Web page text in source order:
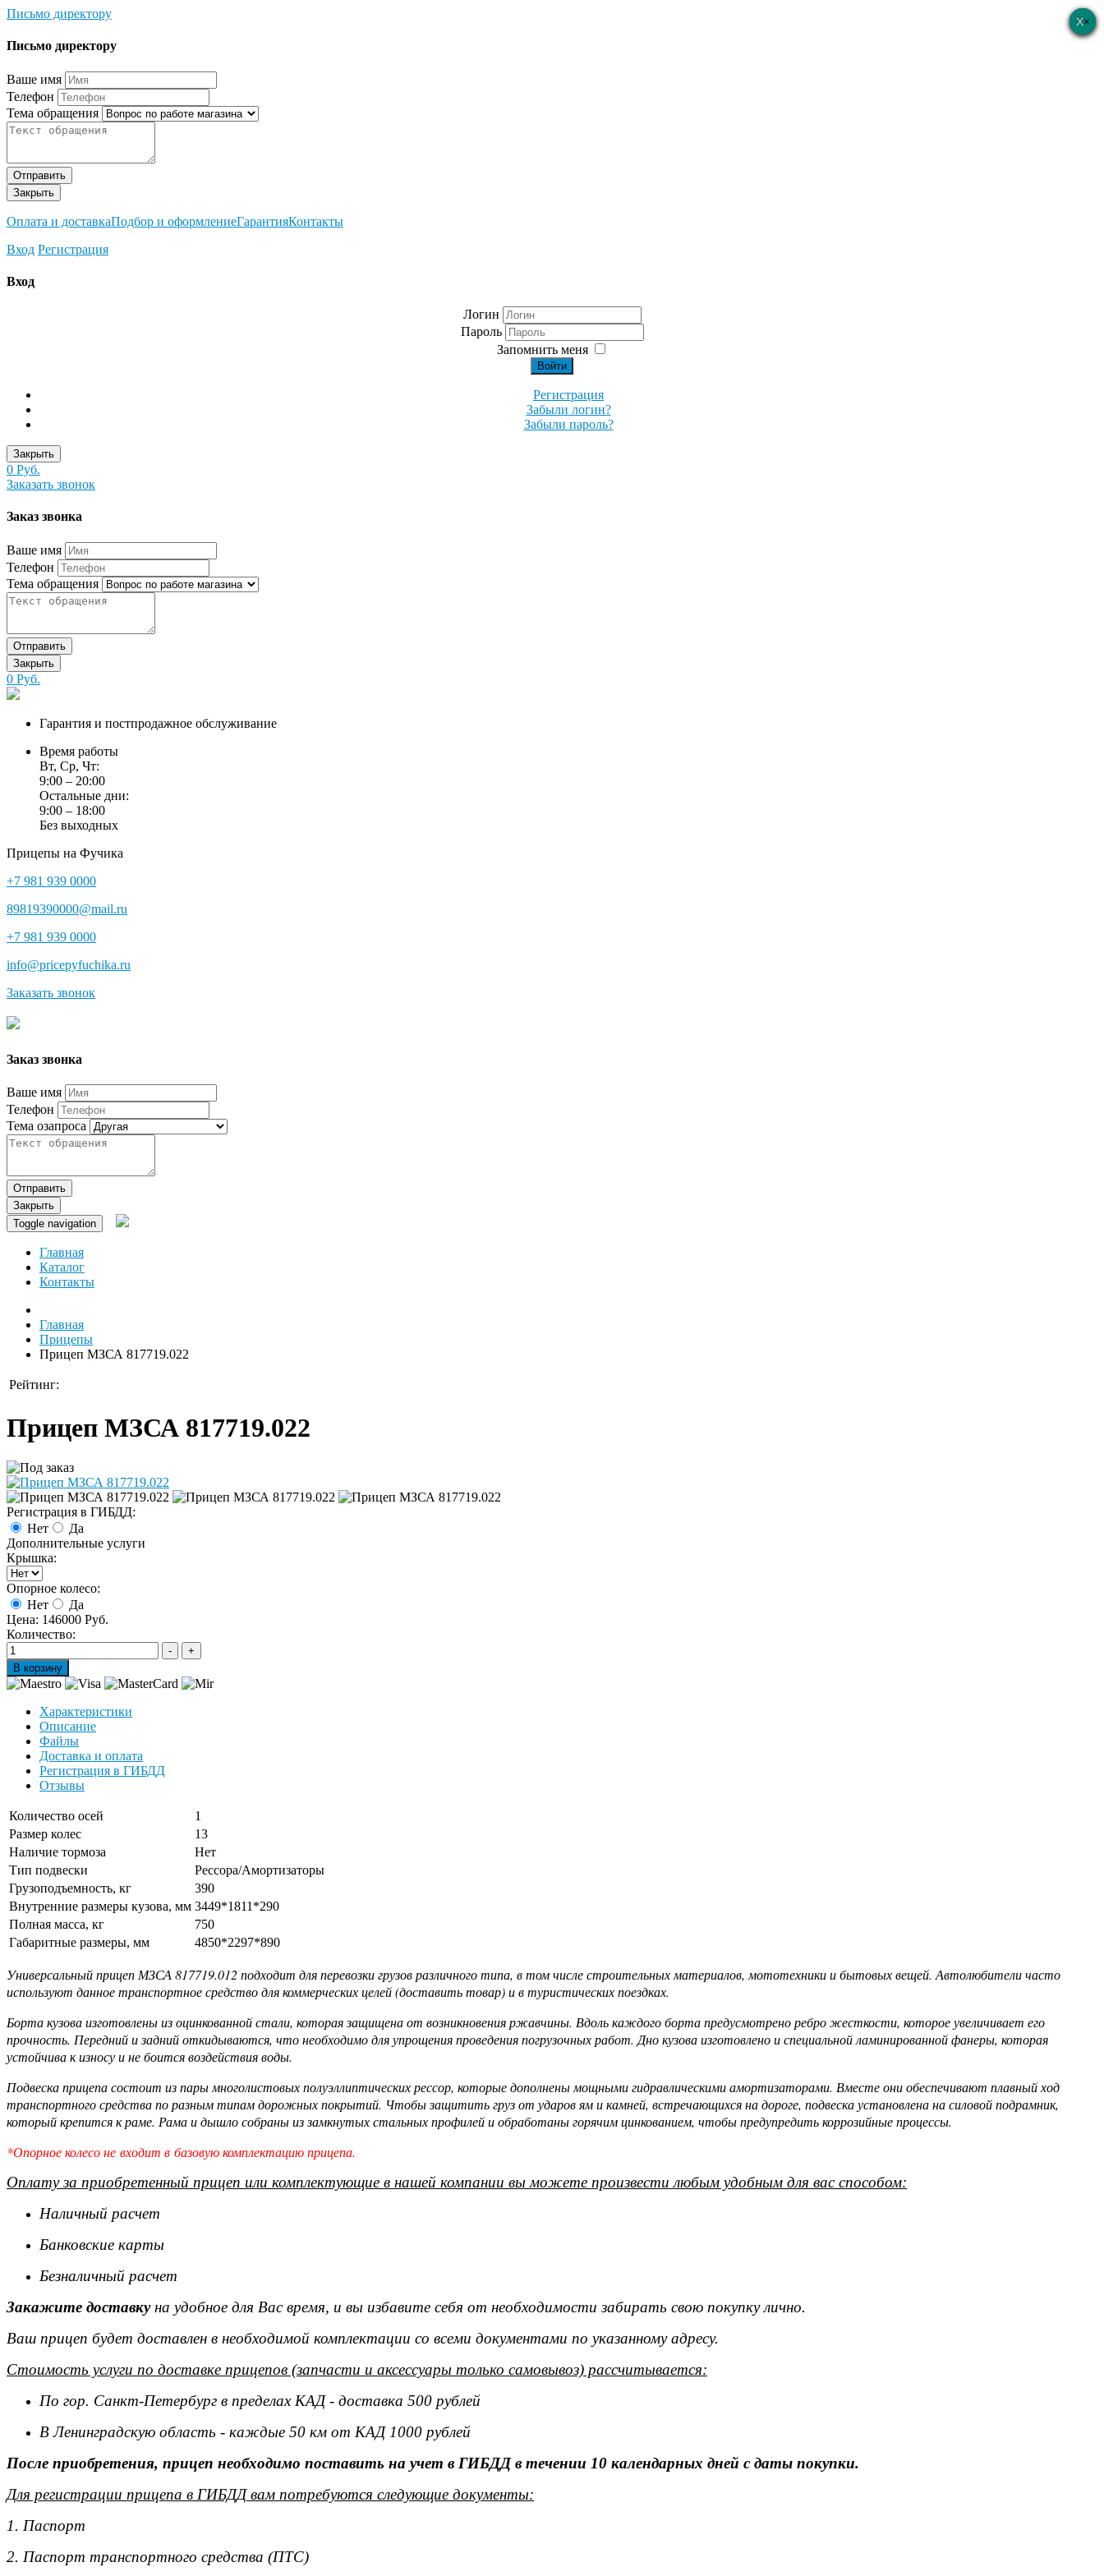
Письмо директору
×
Письмо директору
Ваше имя
Телефон
Тема обращения
Отправить
Закрыть
Оплата и доставкаПодбор и оформлениеГарантияКонтакты
Вход Регистрация
×
Вход
Логин
Пароль
Запомнить меня
Войти
Регистрация
Забыли логин?
Забыли пароль?
Закрыть
0 Руб.
Заказать звонок
×
Заказ звонка
Ваше имя
Телефон
Тема обращения
Отправить
Закрыть
0 Руб.
Гарантия и постпродажное обслуживание
Время работы
Вт, Ср, Чт:
9:00 – 20:00
Остальные дни:
9:00 – 18:00
Без выходных
Прицепы на Фучика
+7 981 939 0000
89819390000@mail.ru
+7 981 939 0000
info@pricepyfuchika.ru
Заказать звонок
×
Заказ звонка
Ваше имя
Телефон
Тема озапроса
Отправить
Закрыть
Toggle navigation
Главная
Каталог
Контакты
Главная
Прицепы
Прицеп МЗСА 817719.022
Рейтинг:
Прицеп МЗСА 817719.022
Регистрация в ГИБДД:
Нет
Да
Дополнительные услуги
Крышка:
Опорное колесо:
Нет
Да
Цена: 146000 Руб.
Количество:
Характеристики
Описание
Файлы
Доставка и оплата
Регистрация в ГИБДД
Отзывы
Количество осей
1
Размер колес
13
Наличие тормоза
Нет
Тип подвески
Рессора/Амортизаторы
Грузоподъемность, кг
390
Внутренние размеры кузова, мм 3449*1811*290
Полная масса, кг
750
Габаритные размеры, мм
4850*2297*890
Универсальный прицеп МЗСА 817719.012 подходит для перевозки грузов различного типа, в том числе строительных материалов, мототехники и бытовых вещей. Автолюбители часто
используют данное транспортное средство для коммерческих целей (доставить товар) и в туристических поездках.
Борта кузова изготовлены из оцинкованной стали, которая защищена от возникновения ржавчины. Вдоль каждого борта предусмотрено ребро жесткости, которое увеличивает его
прочность. Передний и задний откидываются, что необходимо для упрощения проведения погрузочных работ. Дно кузова изготовлено и специальной ламинированной фанеры, которая
устойчива к износу и не боится воздействия воды.
Подвеска прицепа состоит из пары многолистовых полуэллиптических рессор, которые дополнены мощными гидравлическими амортизаторами. Вместе они обеспечивают плавный ход
транспортного средства по разным типам дорожных покрытий. Чтобы защитить груз от ударов ям и камней, встречающихся на дороге, подвеска установлена на силовой подрамник,
который крепится к раме. Рама и дышло собраны из замкнутых стальных профилей и обработаны горячим цинкованием, чтобы предупредить коррозийные процессы.
*Опорное колесо не входит в базовую комплектацию прицепа.
Оплату за приобретенный прицеп или комплектующие в нашей компании вы можете произвести любым удобным для вас способом:
Наличный расчет
Банковские карты
Безналичный расчет
Закажите доставкуна удобное для Вас время, и вы избавите себя от необходимости забирать свою покупку лично.
Ваш прицеп будет доставлен в необходимой комплектации со всеми документами по указанному адресу.
Стоимость услуги по доставке прицепов (запчасти и аксессуары только самовывоз) рассчитывается:
По гор. Санкт-Петербург в пределах КАД - доставка 500 рублей
В Ленинградскую область - каждые 50 км от КАД 1000 рублей
После приобретения, прицеп необходимо поставить на учет в ГИБДД в течении 10 календарных дней с даты покупки.
Для регистрации прицепа в ГИБДД вам потребуются следующие документы:
1. Паспорт
2. Паспорт транспортного средства (ПТС)
×